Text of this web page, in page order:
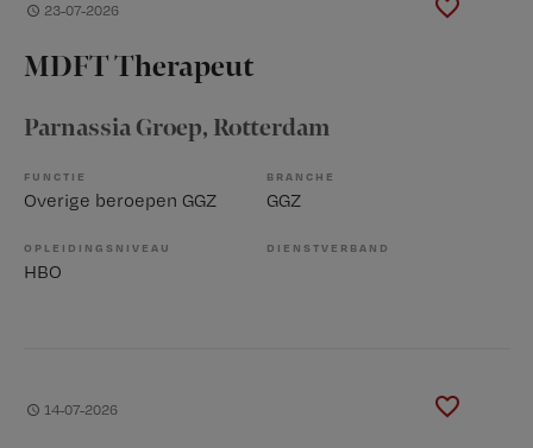
23-07-2026
MDFT Therapeut
Parnassia Groep, Rotterdam
FUNCTIE
Overige beroepen GGZ
BRANCHE
GGZ
OPLEIDINGSNIVEAU
HBO
DIENSTVERBAND
14-07-2026